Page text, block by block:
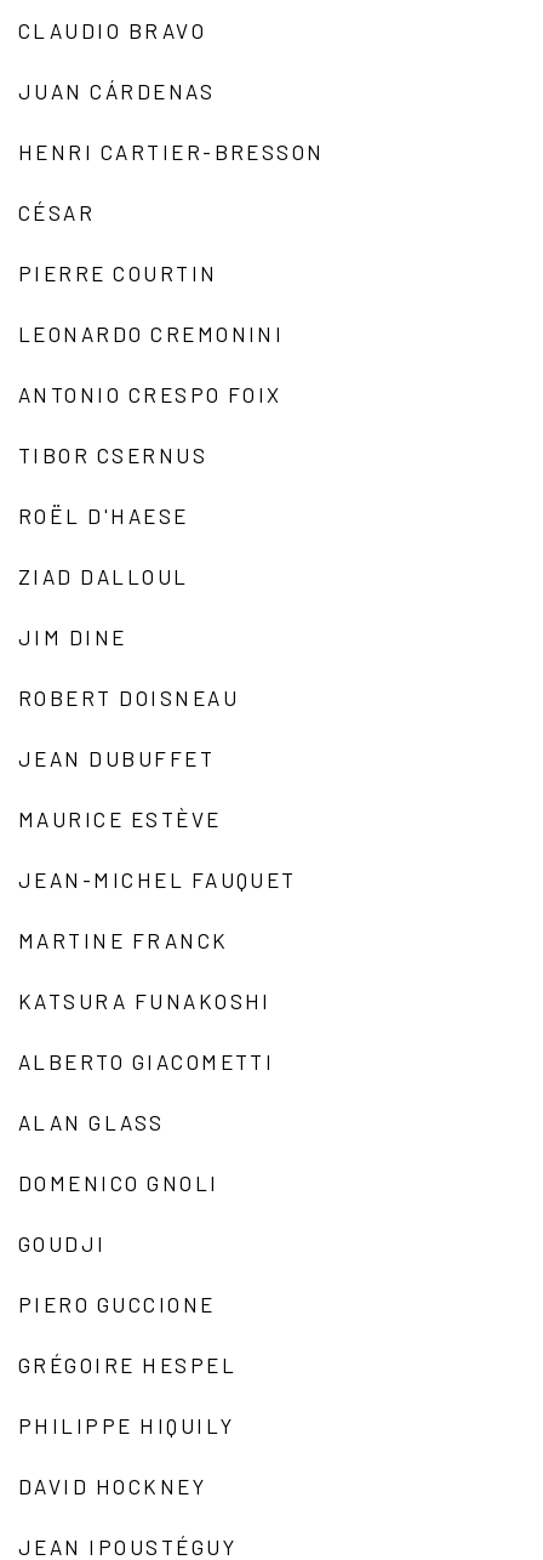
CLAUDIO BRAVO
JUAN CÁRDENAS
HENRI CARTIER-BRESSON
CÉSAR
PIERRE COURTIN
LEONARDO CREMONINI
ANTONIO CRESPO FOIX
TIBOR CSERNUS
ROËL D'HAESE
ZIAD DALLOUL
JIM DINE
ROBERT DOISNEAU
JEAN DUBUFFET
MAURICE ESTÈVE
JEAN-MICHEL FAUQUET
MARTINE FRANCK
KATSURA FUNAKOSHI
ALBERTO GIACOMETTI
ALAN GLASS
DOMENICO GNOLI
GOUDJI
PIERO GUCCIONE
GRÉGOIRE HESPEL
PHILIPPE HIQUILY
DAVID HOCKNEY
JEAN IPOUSTÉGUY